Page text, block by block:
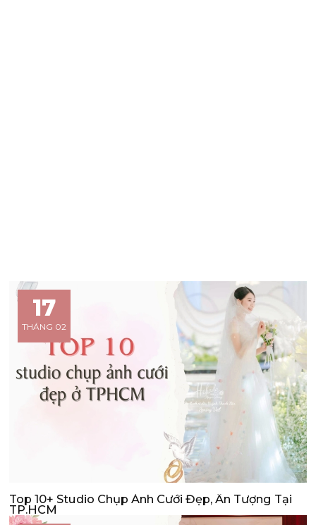
17
THÁNG 02
Top 10+ Studio Chụp Ảnh Cưới Đẹp, Ấn Tượng Tại
TP.HCM